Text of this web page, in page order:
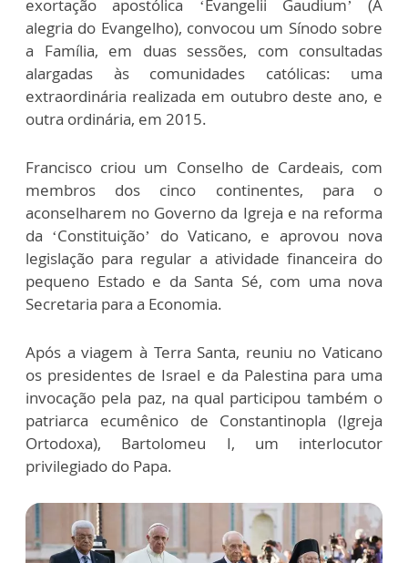
exortação apostólica ‘Evangelii Gaudium’ (A
alegria do Evangelho), convocou um Sínodo sobre
a Família, em duas sessões, com consultadas
alargadas às comunidades católicas: uma
extraordinária realizada em outubro deste ano, e
outra ordinária, em 2015.
Francisco criou um Conselho de Cardeais, com
membros dos cinco continentes, para o
aconselharem no Governo da Igreja e na reforma
da ‘Constituição’ do Vaticano, e aprovou nova
legislação para regular a atividade financeira do
pequeno Estado e da Santa Sé, com uma nova
Secretaria para a Economia.
Após a viagem à Terra Santa, reuniu no Vaticano
os presidentes de Israel e da Palestina para uma
invocação pela paz, na qual participou também o
patriarca ecumênico de Constantinopla (Igreja
Ortodoxa), Bartolomeu I, um interlocutor
privilegiado do Papa.